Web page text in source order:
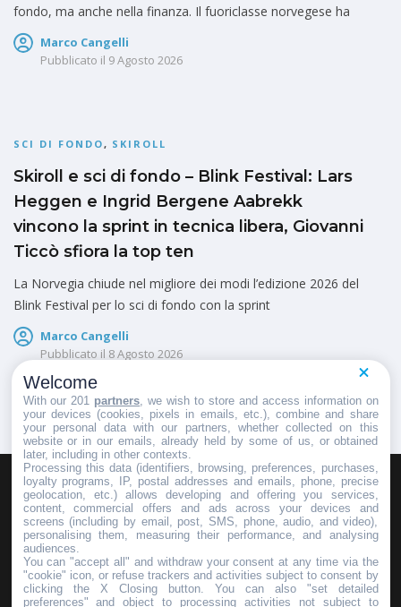
fondo, ma anche nella finanza. Il fuoriclasse norvegese ha
Marco Cangelli
Pubblicato il 9 Agosto 2026
SCI DI FONDO, SKIROLL
Skiroll e sci di fondo – Blink Festival: Lars
Heggen e Ingrid Bergene Aabrekk
vincono la sprint in tecnica libera, Giovanni
Ticcò sfiora la top ten
La Norvegia chiude nel migliore dei modi l’edizione 2026 del
Blink Festival per lo sci di fondo con la sprint
Marco Cangelli
Pubblicato il 8 Agosto 2026
HOMEPAGEREDAZIONEINVIA UN COMUNICATO STAMPA
PUBBLICITÀSCRIVI AL DIRETTORE
Welcome
With our 201 partners , we wish to store and access information on
your devices (cookies, pixels in emails, etc.), combine and share
your personal data with our partners, whether collected on this
website or in our emails, already held by some of us, or obtained
later, including in other contexts.
Processing this data (identifiers, browsing, preferences, purchases,
loyalty programs, IP, postal addresses and emails, phone, precise
geolocation, etc.) allows developing and offering you services,
content, commercial offers and ads across your devices and
screens (including by email, post, SMS, phone, audio, and video),
personalising them, measuring their performance, and analysing
audiences.
You can "accept all" and withdraw your consent at any time via the
"cookie" icon, or refuse trackers and activities subject to consent by
clicking the X Closing button. You can also "set detailed
preferences" and object to processing activities not subject to